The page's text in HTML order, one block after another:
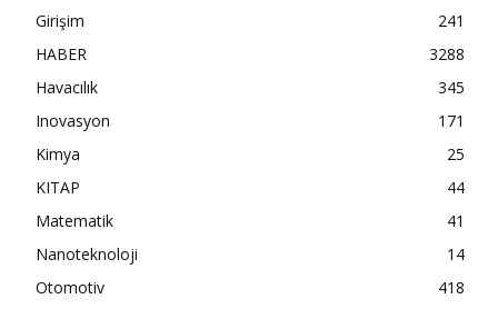
Girişim
241
HABER
3288
Havacılık
345
Inovasyon
171
Kimya
25
KITAP
44
Matematik
41
Nanoteknoloji
14
Otomotiv
418